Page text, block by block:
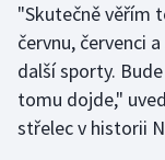
Futsal
Golf
Gymnastika
"Skutečně věřím
červnu, červenci
další sporty.
tomu dojde,"
střelec v historii